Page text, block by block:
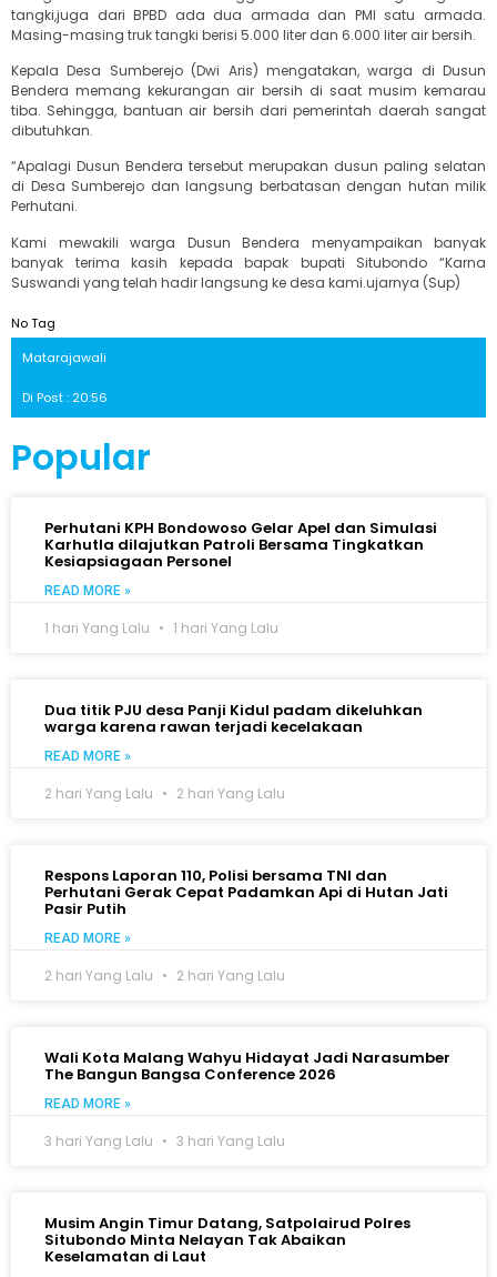
tangki,juga dari BPBD ada dua armada dan PMI satu armada.
Masing-masing truk tangki berisi 5.000 liter dan 6.000 liter air bersih.
Kepala Desa Sumberejo (Dwi Aris) mengatakan, warga di Dusun
Bendera memang kekurangan air bersih di saat musim kemarau
tiba. Sehingga, bantuan air bersih dari pemerintah daerah sangat
dibutuhkan.
“Apalagi Dusun Bendera tersebut merupakan dusun paling selatan
di Desa Sumberejo dan langsung berbatasan dengan hutan milik
Perhutani.
Kami mewakili warga Dusun Bendera menyampaikan banyak
banyak terima kasih kepada bapak bupati Situbondo “Karna
Suswandi yang telah hadir langsung ke desa kami.ujarnya (Sup)
No Tag
Matarajawali
Di Post : 20:56
Popular
Perhutani KPH Bondowoso Gelar Apel dan Simulasi
Karhutla dilajutkan Patroli Bersama Tingkatkan
Kesiapsiagaan Personel
READ MORE »
1 hari Yang Lalu 1 hari Yang Lalu
Dua titik PJU desa Panji Kidul padam dikeluhkan
warga karena rawan terjadi kecelakaan
READ MORE »
2 hari Yang Lalu 2 hari Yang Lalu
Respons Laporan 110, Polisi bersama TNI dan
Perhutani Gerak Cepat Padamkan Api di Hutan Jati
Pasir Putih
READ MORE »
2 hari Yang Lalu 2 hari Yang Lalu
Wali Kota Malang Wahyu Hidayat Jadi Narasumber
The Bangun Bangsa Conference 2026
READ MORE »
3 hari Yang Lalu 3 hari Yang Lalu
Musim Angin Timur Datang, Satpolairud Polres
Situbondo Minta Nelayan Tak Abaikan
Keselamatan di Laut